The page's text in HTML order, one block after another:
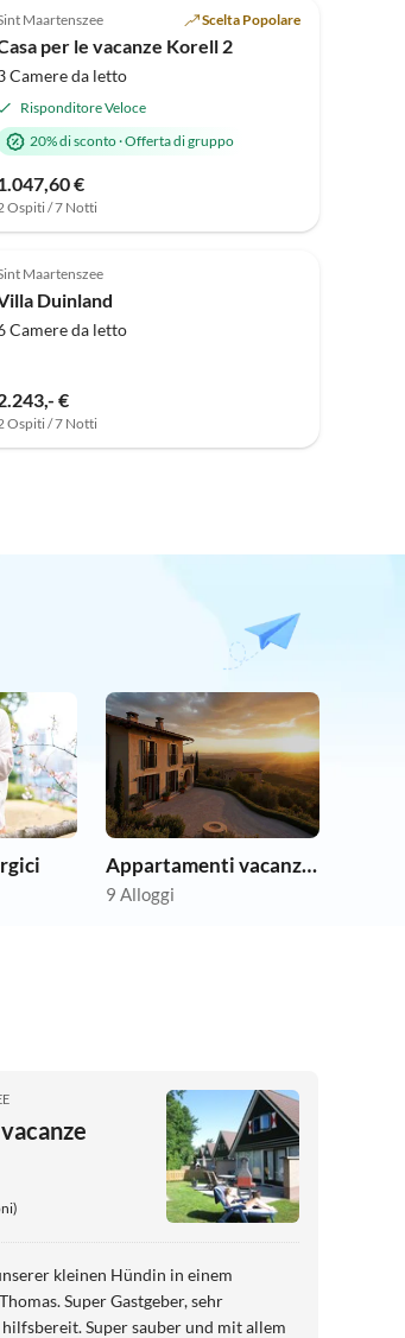
Maartenszee Scelta Popolare
per le vacanze Korell 2
Camere da letto
Risponditore Veloce
20% di sconto·Offerta di gruppo
€
Ospiti / 7 Notti
Maartenszee
Duinland
Camere da letto
€
Ospiti / 7 Notti
Appartamenti vacanze economici
9 Alloggi
kleinen Hündin in einem
Super Gastgeber, sehr
Super sauber und mit allem